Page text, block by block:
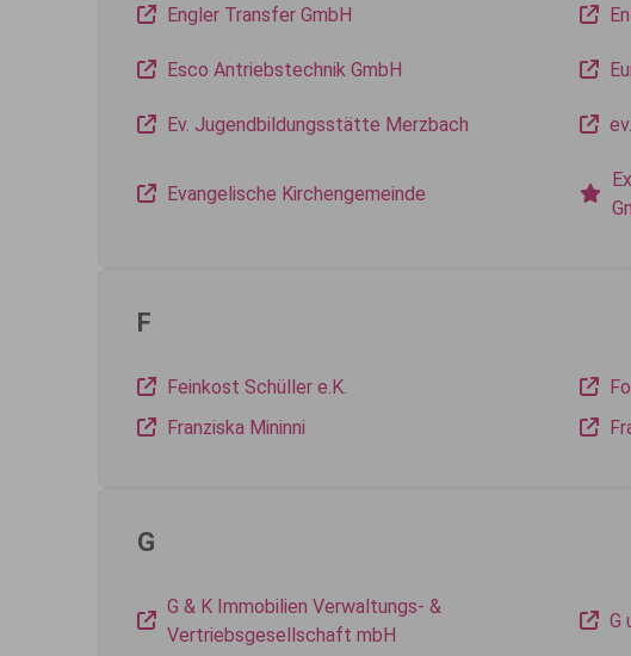
Engler Transfer GmbH
Esco Antriebstechnik GmbH
Ev. Jugendbildungsstätte Merzbach
Evangelische Kirchengemeinde
F
Feinkost Schüller e.K.
Franziska Mininni
G
G & K Immobilien Verwaltungs- &
Vertriebsgesellschaft mbH
G